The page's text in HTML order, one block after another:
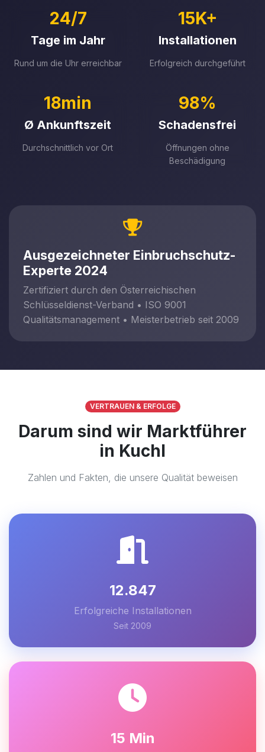
24/7
Tage im Jahr
Rund um die Uhr erreichbar
15K+
Installationen
Erfolgreich durchgeführt
18min
Ø Ankunftszeit
Durchschnittlich vor Ort
98%
Schadensfrei
Öffnungen ohne
Beschädigung
Ausgezeichneter Einbruchschutz-
Experte 2024
Zertifiziert durch den Österreichischen
Schlüsseldienst-Verband • ISO 9001
Qualitätsmanagement • Meisterbetrieb seit 2009
VERTRAUEN & ERFOLGE
Darum sind wir Marktführer
in Kuchl
Zahlen und Fakten, die unsere Qualität beweisen
12.847
Erfolgreiche Installationen
Seit 2009
15 Min